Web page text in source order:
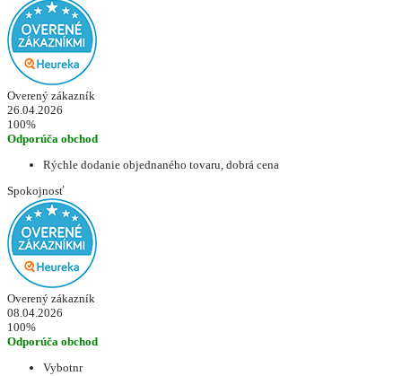
Overený zákazník
26.04.2026
100%
Odporúča obchod
Rýchle dodanie objednaného tovaru, dobrá cena
Spokojnosť
Overený zákazník
08.04.2026
100%
Odporúča obchod
Vybotnr